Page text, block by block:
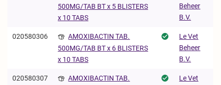
500MG/TAB BT x 5 BLISTERS
x 10 TABS
Beheer
B.V.
020580306
AMOXIBACTIN TAB.
500MG/TAB BT x 6 BLISTERS
x 10 TABS
Le Vet
Beheer
B.V.
020580307
AMOXIBACTIN TAB.
Le Vet